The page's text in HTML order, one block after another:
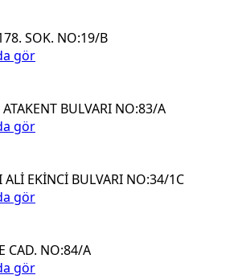
SOK. NO:19/B
gör
BULVARI NO:83/A
gör
EKİNCİ BULVARI NO:34/1C
gör
CAD. NO:84/A
gör